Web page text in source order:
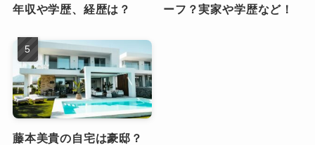
年収や学歴、経歴は？
ーフ？実家や学歴など！
藤本美貴の自宅は豪邸？